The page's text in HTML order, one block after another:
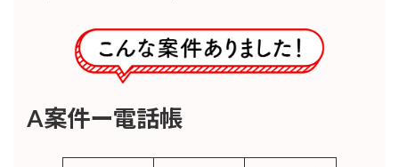
3ヶ月目の収支
北海道で14日 栃木で10日働きました
A案件ー電話帳